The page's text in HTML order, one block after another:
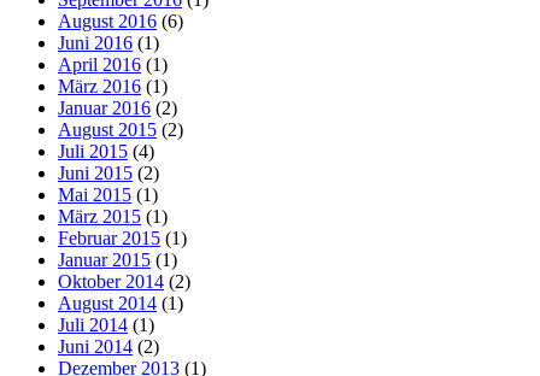
August 2016 (6)
Juni 2016 (1)
April 2016 (1)
März 2016 (1)
Januar 2016 (2)
August 2015 (2)
Juli 2015 (4)
Juni 2015 (2)
Mai 2015 (1)
März 2015 (1)
Februar 2015 (1)
Januar 2015 (1)
Oktober 2014 (2)
August 2014 (1)
Juli 2014 (1)
Juni 2014 (2)
Dezember 2013 (1)